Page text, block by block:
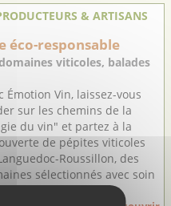
& ARTISANS
éco-responsable
viticoles, balades
Émotion Vin, laissez-vous
sur les chemins de la
du vin" et partez à la
de pépites viticoles
Roussillon, des
sélectionnés avec soin